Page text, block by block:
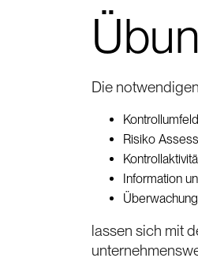
Die
Kontrollumfeld
Risiko A
Information
lassen sich mit